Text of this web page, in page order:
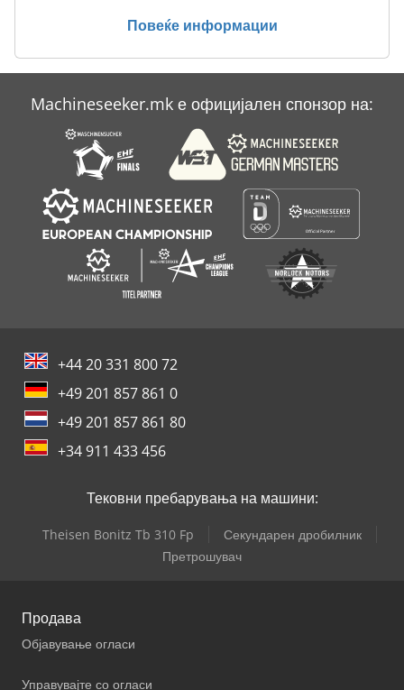
Mb Baeuerle
Schaefer
Повеќе информации
Machineseeker.mk е официјален спонзор на:
+44 20 331 800 72
+49 201 857 861 0
+49 201 857 861 80
+34 911 433 456
Тековни пребарувања на машини:
Theisen Bonitz Tb 310 Fp
Секундарен дробилник
Претрошувач
Продава
Објавување огласи
Управувајте со огласи